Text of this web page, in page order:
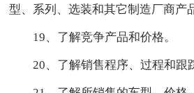
型、系列、选装和其它制造厂商产
19、了解竞争产品和价格。
20、了解销售程序、过程和跟